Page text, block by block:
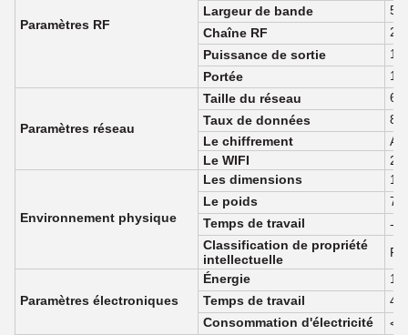
Paramètres RF
Largeur de bande
5/
Chaîne RF
Puissance de sortie
1W
Portée
1
Paramètres réseau
Taille du réseau
64
Taux de données
82
Le chiffrement
Le WIFI
Environnement physique
Les dimensions
Le poids
Temps de travail
-
Classification de propriété
intellectuelle
Paramètres électroniques
Énergie
12
Temps de travail
4
Consommation d'électricité
<